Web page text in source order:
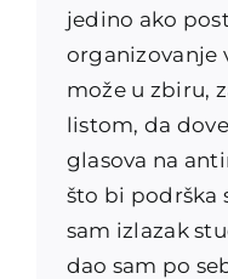
jedino ako
organizovanje
može u zbiru,
listom, da
glasova na
što bi podrška
sam izlazak
dao sam po